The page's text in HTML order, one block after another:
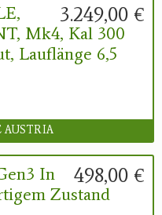
3.249,00 €
Mk4, Kal 300
Lauflänge 6,5
AUSTRIA
498,00 €
In
Zustand